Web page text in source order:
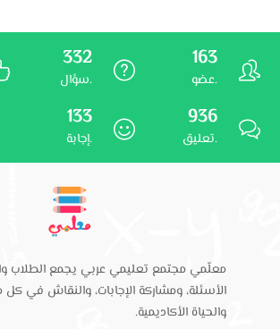
163
عضو.
332
سؤال.
936
تعليق.
133
إجابة.
معلّمي مجتمع تعليمي عربي يجمع الطلاب
الأسئلة، ومشاركة الإجابات، والنقاش في
والحياة الأكاديمية.